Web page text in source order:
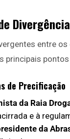
Divergência
entre
principais
de Precificação
da Raia
e à
da